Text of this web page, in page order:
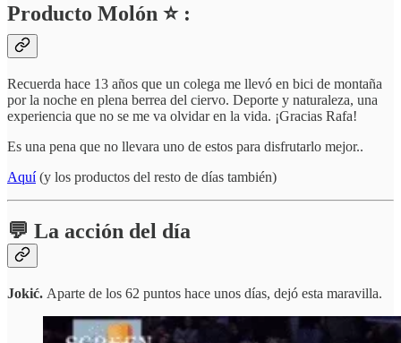
Producto Molón ⭐ :
Recuerda hace 13 años que un colega me llevó en bici de montaña
por la noche en plena berrea del ciervo. Deporte y naturaleza, una
experiencia que no se me va olvidar en la vida. ¡Gracias Rafa!
Es una pena que no llevara uno de estos para disfrutarlo mejor..
Aquí(y los productos del resto de días también)
💬 La acción del día
Jokić. Aparte de los 62 puntos hace unos días, dejó esta maravilla.